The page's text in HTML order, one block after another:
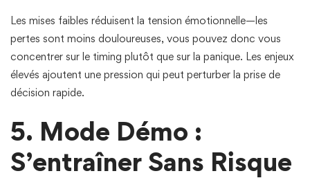
Les mises faibles réduisent la tension émotionnelle—les
pertes sont moins douloureuses, vous pouvez donc vous
concentrer sur le timing plutôt que sur la panique. Les enjeux
élevés ajoutent une pression qui peut perturber la prise de
décision rapide.
5. Mode Démo :
S’entraîner Sans Risque